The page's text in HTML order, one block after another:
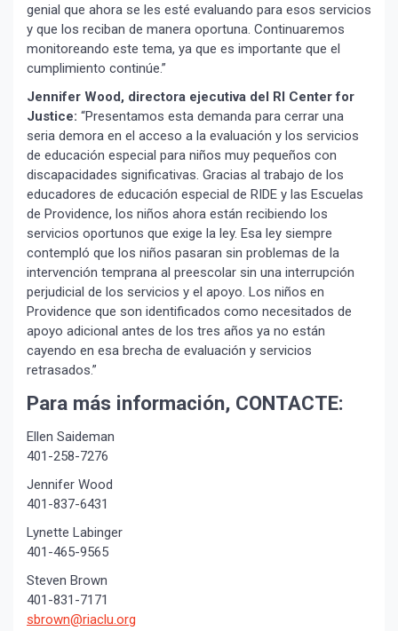
¡Suscríbete y Vive la
Experiencia!
Suscribír
genial que ahora se les esté evaluando para esos servicios
y que los reciban de manera oportuna. Continuaremos
monitoreando este tema, ya que es importante que el
cumplimiento continúe.”
Jennifer Wood, directora ejecutiva del RI Center for
Justice: “Presentamos esta demanda para cerrar una
seria demora en el acceso a la evaluación y los servicios
de educación especial para niños muy pequeños con
discapacidades significativas. Gracias al trabajo de los
educadores de educación especial de RIDE y las Escuelas
de Providence, los niños ahora están recibiendo los
servicios oportunos que exige la ley. Esa ley siempre
contempló que los niños pasaran sin problemas de la
intervención temprana al preescolar sin una interrupción
perjudicial de los servicios y el apoyo. Los niños en
Providence que son identificados como necesitados de
apoyo adicional antes de los tres años ya no están
cayendo en esa brecha de evaluación y servicios
retrasados.”
Para más información, CONTACTE:
Ellen Saideman
401-258-7276
Jennifer Wood
401-837-6431
Lynette Labinger
401-465-9565
Steven Brown
401-831-7171
sbrown@riaclu.org